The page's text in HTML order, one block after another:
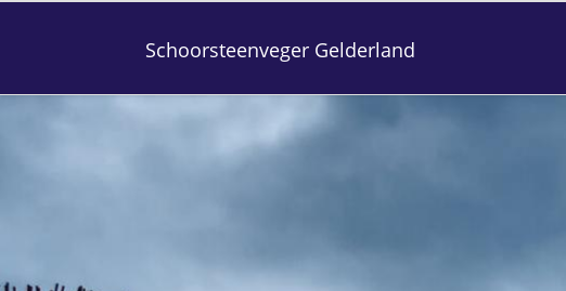
Schoorsteenveger Gelderland